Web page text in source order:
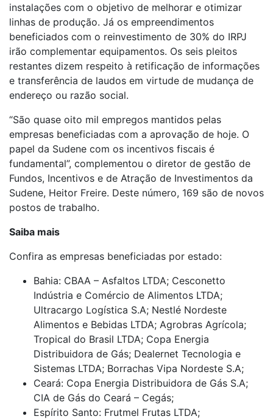
instalações com o objetivo de melhorar e otimizar
linhas de produção. Já os empreendimentos
beneficiados com o reinvestimento de 30% do IRPJ
irão complementar equipamentos. Os seis pleitos
restantes dizem respeito à retificação de informações
e transferência de laudos em virtude de mudança de
endereço ou razão social.
“São quase oito mil empregos mantidos pelas
empresas beneficiadas com a aprovação de hoje. O
papel da Sudene com os incentivos fiscais é
fundamental”, complementou o diretor de gestão de
Fundos, Incentivos e de Atração de Investimentos da
Sudene, Heitor Freire. Deste número, 169 são de novos
postos de trabalho.
Saiba mais
Confira as empresas beneficiadas por estado:
Bahia: CBAA – Asfaltos LTDA; Cesconetto
Indústria e Comércio de Alimentos LTDA;
Ultracargo Logística S.A; Nestlé Nordeste
Alimentos e Bebidas LTDA; Agrobras Agrícola;
Tropical do Brasil LTDA; Copa Energia
Distribuidora de Gás; Dealernet Tecnologia e
Sistemas LTDA; Borrachas Vipa Nordeste S.A;
Ceará: Copa Energia Distribuidora de Gás S.A;
CIA de Gás do Ceará – Cegás;
Espírito Santo: Frutmel Frutas LTDA;